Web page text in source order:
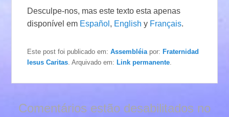
Desculpe-nos, mas este texto esta apenas
disponível em Español , English y Français.
Este post foi publicado em:Assembléia por:Fraternidad
Iesus Caritas . Arquivado em:Link permanente
Comentários estão desabilitados no